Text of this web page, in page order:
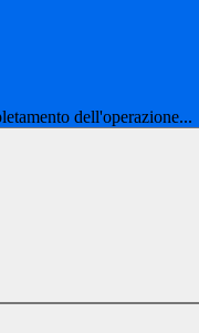
dell'operazione...